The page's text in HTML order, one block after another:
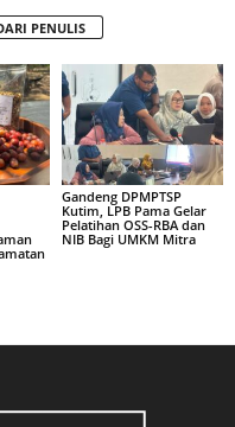
PENULIS
Gandeng DPMPTSP
Kutim, LPB Pama Gelar
Pelatihan OSS-RBA dan
NIB Bagi UMKM Mitra